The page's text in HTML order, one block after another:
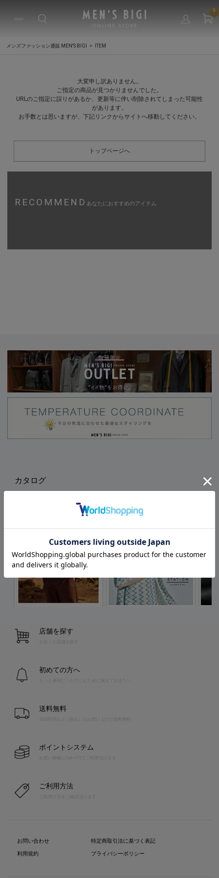
0
メンズファッション通販 MEN'S BIGI ITEM
大変申し訳ありません。
ご指定の商品が見つかりませんでした。
URLのご指定に誤りがあるか、更新等に伴い削除されてしまった可能性
があります。
お手数とは思いますが、下記リンクからサイトへ移動してください。
トップページへ
RECOMMEND あなたにおすすめのアイテム
カタログ
店舗を探す
お近くの店舗を探す
初めての方へ
送料無料
10,000円以上（税込）のお買い上げで送料無料
ポイントシステム
お買い物毎に1pt=1円でご利用頂けます
ご利用方法
お問い合わせ
利用規約
特定商取引法に基づく表記
プライバシーポリシー